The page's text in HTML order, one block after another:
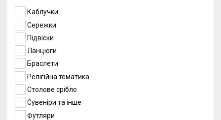
Каблучки
Сережки
Підвіски
Ланцюги
Браслети
Релігійна тематика
Столове срібло
Сувеніри та інше
Футляри